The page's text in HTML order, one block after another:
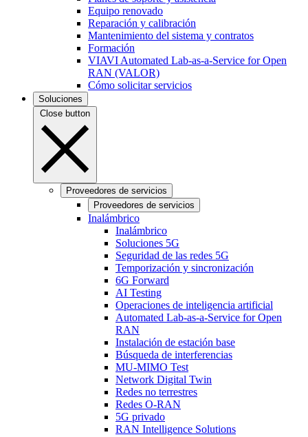
Equipo renovado
Reparación y calibración
Mantenimiento del sistema y contratos
Formación
VIAVI Automated Lab-as-a-Service for Open
RAN (VALOR)
Cómo solicitar servicios
Soluciones
Close button
Proveedores de servicios
Proveedores de servicios
Inalámbrico
Inalámbrico
Soluciones 5G
Seguridad de las redes 5G
Temporización y sincronización
6G Forward
AI Testing
Operaciones de inteligencia artificial
Automated Lab-as-a-Service for Open
RAN
Instalación de estación base
Búsqueda de interferencias
MU-MIMO Test
Network Digital Twin
Redes no terrestres
Redes O-RAN
5G privado
RAN Intelligence Solutions